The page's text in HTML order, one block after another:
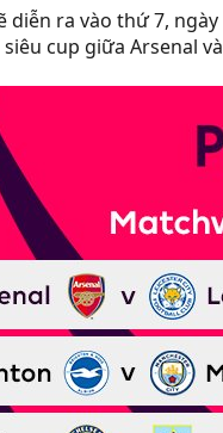
diễn ra vào thứ 7, ngày
cup giữa Arsenal